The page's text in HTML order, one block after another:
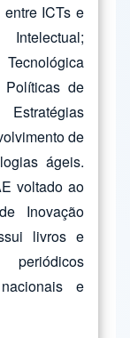
ICTs e
Políticas de
de
ágeis.
voltado ao
Inovação
livros e
e